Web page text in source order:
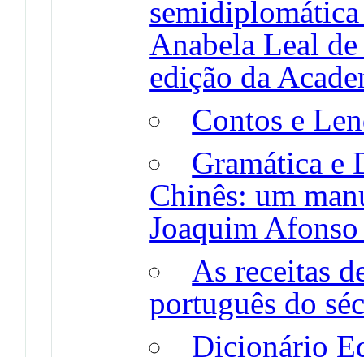
Anabela Leal
edição da
Contos e
Gramática e
Chinês: um
Joaquim
As receitas
português do
Dicionário